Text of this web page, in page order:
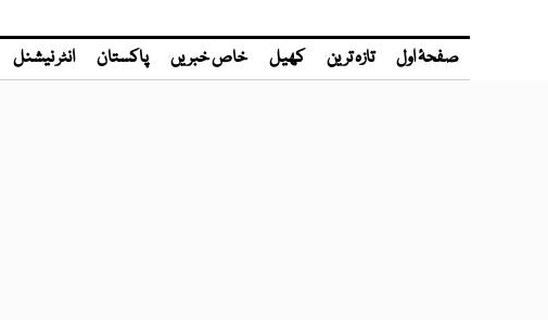
صفحۂ اول تازہ ترین کھیل خاص خبریں پاکستان انٹر نیشنل